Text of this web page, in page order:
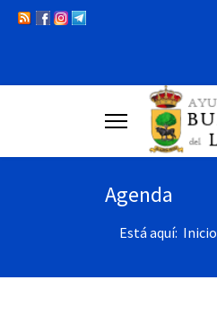
Agenda
Está aquí: Inicio